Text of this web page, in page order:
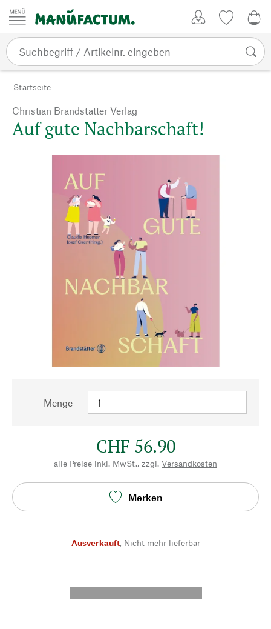
Zum Inhalt springen
Startseite
Christian Brandstätter Verlag
Auf gute Nachbarschaft!
Menge
CHF 56.90
alle Preise inkl. MwSt., zzgl. Versandkosten
Merken
Ausverkauft, Nicht mehr lieferbar